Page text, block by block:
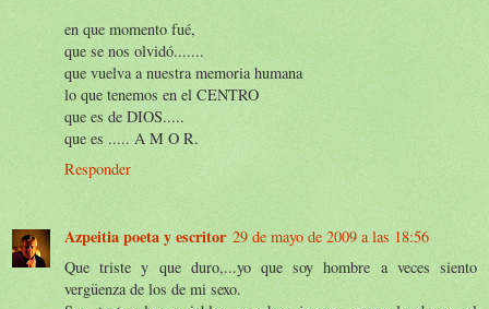
en que momento fué,
que se nos olvidó.......
que vuelva a nuestra memoria humana
lo que tenemos en el CENTRO
que es de DIOS.....
que es ..... A M O R.
Responder
Azpeitia poeta y escritor 29 de mayo de 2009 a las 18:56
Que triste y que duro,...yo que soy hombre a veces siento
vergüenza de los de mi sexo.